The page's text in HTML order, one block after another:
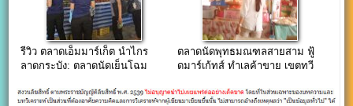
รีวิว ตลาดเอ็มมาร์เก็ต นำไกร
ลาดกระบัง: ตลาดนัดเย็นโฉม
ช้อปปิ้ง
ตลาดนัดพุทธมณฑลสายสาม ฟู้
ดมาร์เก้ทส์ ทำเลค้าขาย เขตทวี